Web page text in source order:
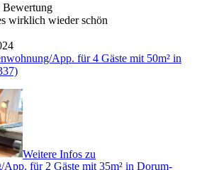
Bewertung
wirklich wieder schön
App. für 4 Gäste mit 50m² in
Weitere Infos zu
App. für 2 Gäste mit 35m² in Dorum-